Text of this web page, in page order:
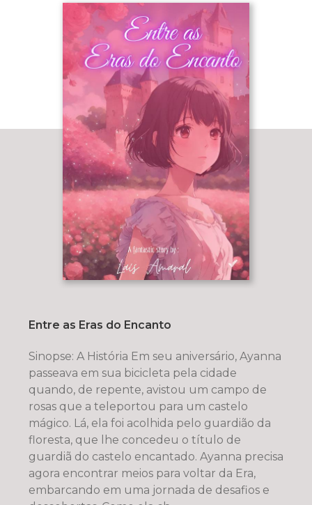
Entre as Eras do Encanto
Sinopse: A História Em seu aniversário, Ayanna
passeava em sua bicicleta pela cidade
quando, de repente, avistou um campo de
rosas que a teleportou para um castelo
mágico. Lá, ela foi acolhida pelo guardião da
floresta, que lhe concedeu o título de
guardiã do castelo encantado. Ayanna precisa
agora encontrar meios para voltar da Era,
embarcando em uma jornada de desafios e